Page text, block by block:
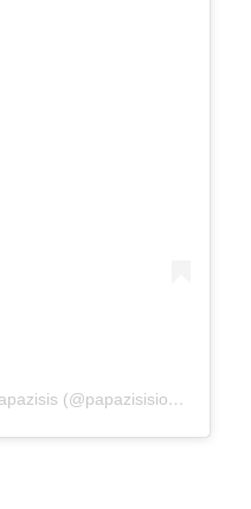
Η δημοσίευση κοινοποιήθηκε από το χρήστη Ioannis Papazisis (@papazisisioannis)